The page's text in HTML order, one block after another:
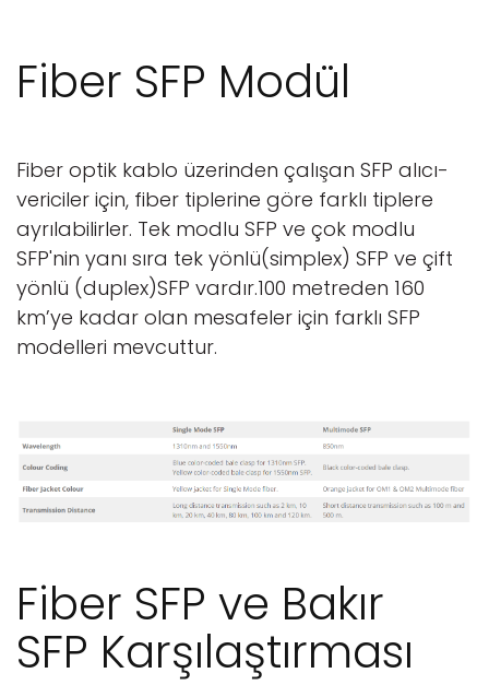
Fiber SFP Modül
Fiber optik kablo üzerinden çalışan SFP alıcı-
vericiler için, fiber tiplerine göre farklı tiplere
ayrılabilirler. Tek modlu SFP ve çok modlu
SFP'nin yanı sıra tek yönlü(simplex) SFP ve çift
yönlü (duplex)SFP vardır.100 metreden 160
km’ye kadar olan mesafeler için farklı SFP
modelleri mevcuttur.
Fiber SFP ve Bakır
SFP Karşılaştırması